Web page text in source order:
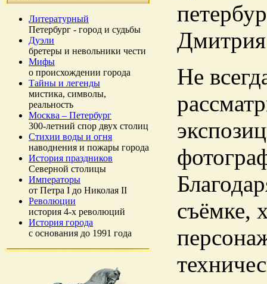
Литературный
Петербург - город и судьбы
Дуэли
бретеры и невольники чести
Мифы
о происхождении города
Тайны и легенды
мистика, символы,
реальность
Москва – Петербург
300-летний спор двух столиц
Стихии воды и огня
наводнения и пожары города
История праздников
Северной столицы
Императоры
от Петра I до Николая II
Революции
история 4-х революций
История города
с основания до 1991 года
Дмитрия
Не
съёмке,